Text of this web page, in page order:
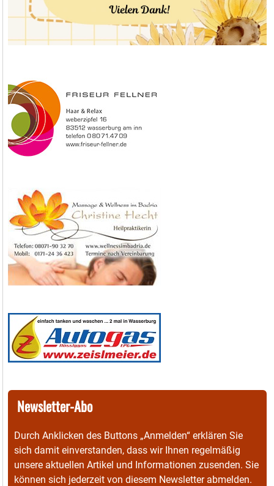
Newsletter-Abo
Durch Anklicken des Buttons „Anmelden“ erklären Sie
sich damit einverstanden, dass wir Ihnen regelmäßig
unsere aktuellen Artikel und Informationen zusenden. Sie
können sich jederzeit von diesem Newsletter abmelden.